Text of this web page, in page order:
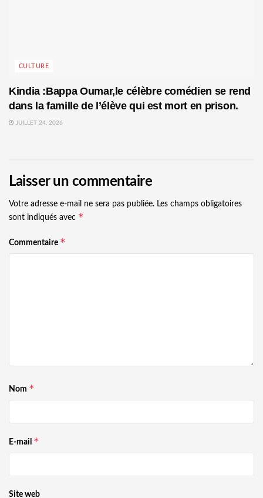
CULTURE
Kindia :Bappa Oumar,le célèbre comédien se rend
dans la famille de l’élève qui est mort en prison.
JUILLET 24, 2026
Laisser un commentaire
Votre adresse e-mail ne sera pas publiée. Les champs obligatoires
sont indiqués avec *
Commentaire *
Nom *
E-mail *
Site web